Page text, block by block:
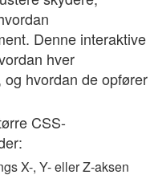
Denne interaktive
hver
hvordan de opfører
CSS-
X-, Y- eller Z-aksen